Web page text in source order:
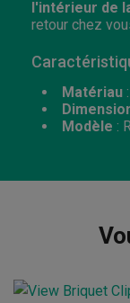
l'intérieur de
retour chez
Matériau
Modèle :